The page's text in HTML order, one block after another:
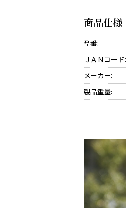
商品仕様
型番:
ＪＡＮコード:
メーカー:
製品重量: